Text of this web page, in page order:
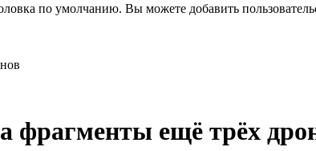
по умолчанию. Вы можете добавить
фрагменты ещё трёх